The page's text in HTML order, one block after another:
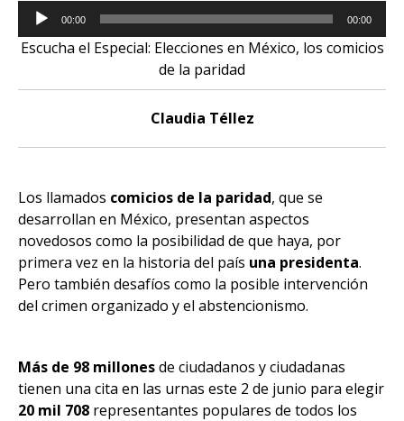
Reproductor
de
audio
00:00 00:00
Escucha el Especial: Elecciones en México, los comicios
de la paridad
Claudia Téllez
Los llamados comicios de la paridad, que se
desarrollan en México, presentan aspectos
novedosos como la posibilidad de que haya, por
primera vez en la historia del país una presidenta.
Pero también desafíos como la posible intervención
del crimen organizado y el abstencionismo.
Más de 98 millonesde ciudadanos y ciudadanas
tienen una cita en las urnas este 2 de junio para elegir
20 mil 708 representantes populares de todos los